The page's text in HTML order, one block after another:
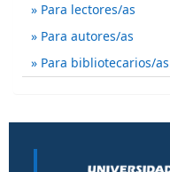
Para lectores/as
Para autores/as
Para bibliotecarios/as